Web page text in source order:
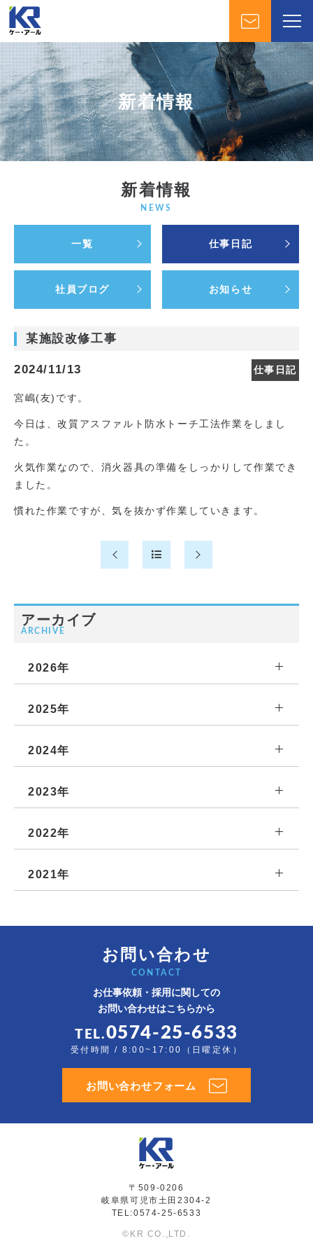
新着情報
新着情報
NEWS
一覧 仕事日記
社員ブログ お知らせ
某施設改修工事
2024/11/13 仕事日記
宮嶋(友)です。
今日は、改質アスファルト防水トーチ工法作業をしまし
た。
火気作業なので、消火器具の準備をしっかりして作業でき
ました。
慣れた作業ですが、気を抜かず作業していきます。
アーカイブ
ARCHIVE
2026年
2025年
2024年
2023年
2022年
2021年
お問い合わせ
CONTACT
お仕事依頼・採用に関しての
お問い合わせはこちらから
TEL.0574-25-6533
受付時間 / 8:00~17:00（日曜定休）
お問い合わせフォーム
〒509-0206
岐阜県可児市土田2304-2
TEL:0574-25-6533
©KR CO.,LTD.